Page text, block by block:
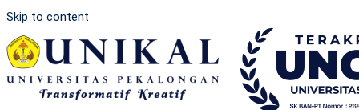
Skip to content